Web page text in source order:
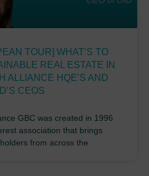
TOUR] WHAT’S TO
REAL ESTATE IN
ALLIANCE HQE’S AND
CEOS
GBC was created in 1996
association that brings
from across the